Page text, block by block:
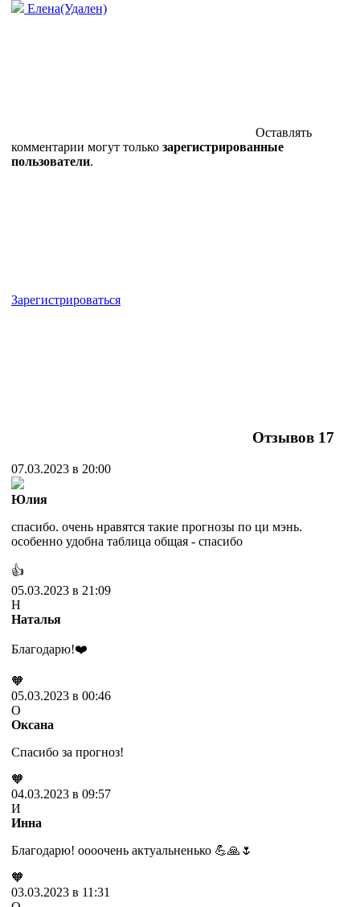
Елена(Удален)
Оставлять
комментарии могут только зарегистрированные
пользователи.
Зарегистрироваться
Отзывов 17
07.03.2023 в 20:00
Юлия
спасибо. очень нравятся такие прогнозы по ци мэнь.
особенно удобна таблица общая - спасибо
👍
05.03.2023 в 21:09
Н
Наталья
Благодарю!❤️
🧡
05.03.2023 в 00:46
О
Оксана
Спасибо за прогноз!
🧡
04.03.2023 в 09:57
И
Инна
Благодарю! оооочень актуальненько 💪🙏🌷
🧡
03.03.2023 в 11:31